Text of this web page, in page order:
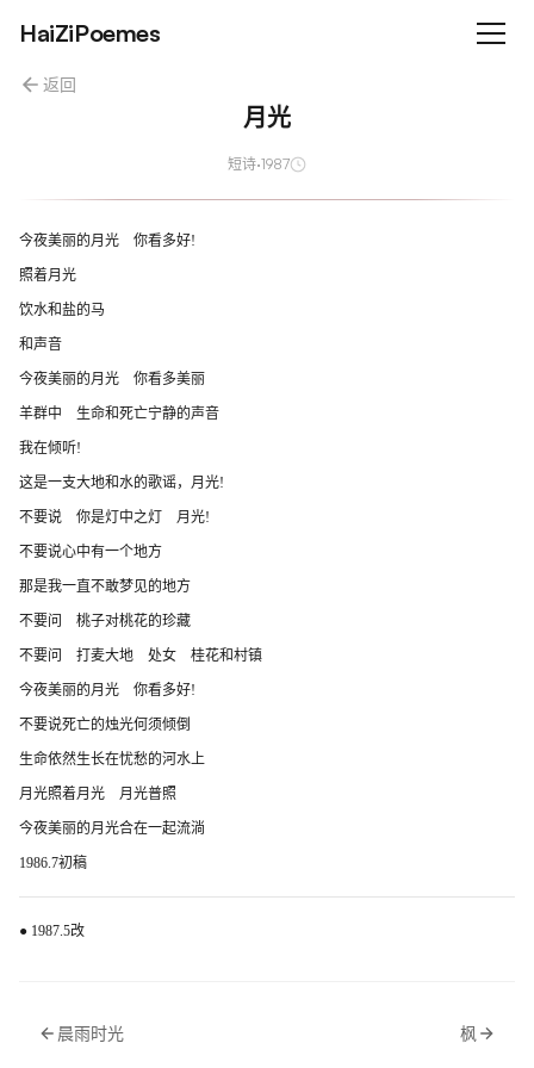
HaiZiPoemes
返回
月光
短诗·1987
今夜美丽的月光 你看多好!
照着月光
饮水和盐的马
和声音
今夜美丽的月光 你看多美丽
羊群中 生命和死亡宁静的声音
我在倾听!
这是一支大地和水的歌谣，月光!
不要说 你是灯中之灯 月光!
不要说心中有一个地方
那是我一直不敢梦见的地方
不要问 桃子对桃花的珍藏
不要问 打麦大地 处女 桂花和村镇
今夜美丽的月光 你看多好!
不要说死亡的烛光何须倾倒
生命依然生长在忧愁的河水上
月光照着月光 月光普照
今夜美丽的月光合在一起流淌
1986.7初稿
● 1987.5改
晨雨时光 枫